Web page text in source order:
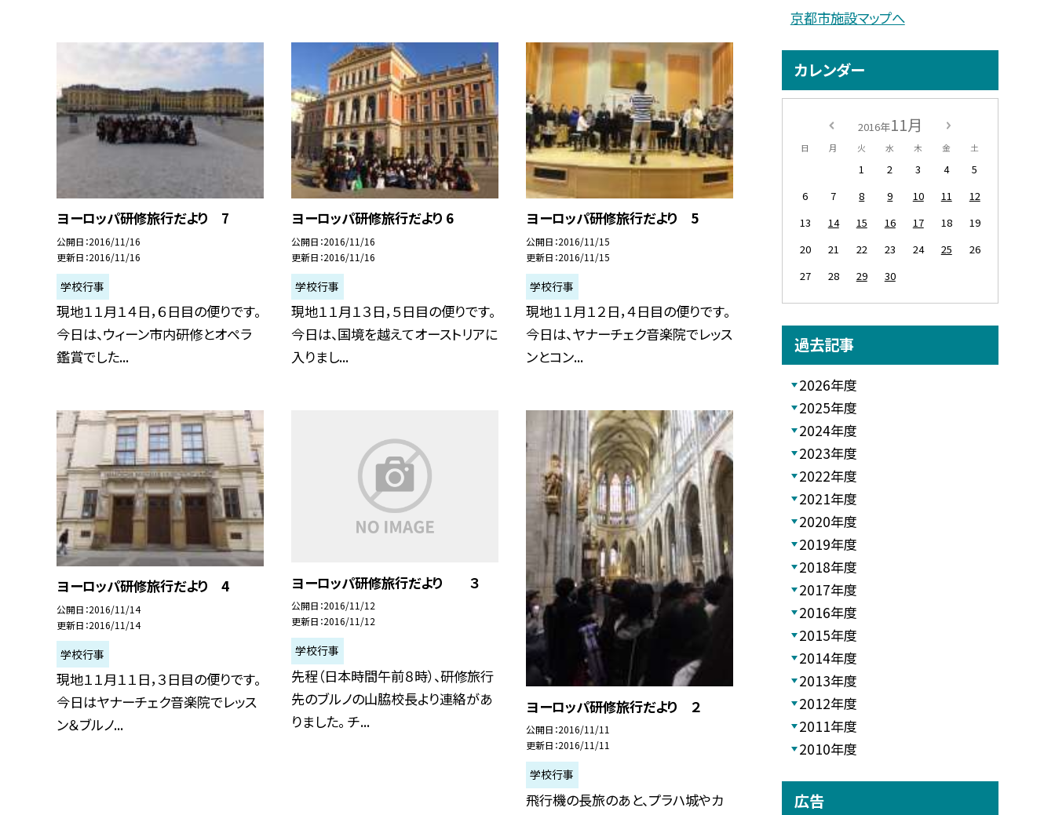
ヨーロッパ研修旅行だより 7
公開日 2016/11/16
更新日 2016/11/16
学校行事
現地１１月１４日，６日目の便りです。
今日は、ウィーン市内研修とオペラ
鑑賞でした...
ヨーロッパ研修旅行だより 6
公開日 2016/11/16
更新日 2016/11/16
学校行事
現地１１月１３日，５日目の便りです。
今日は、国境を越えてオーストリアに
入りまし...
ヨーロッパ研修旅行だより 5
公開日 2016/11/15
更新日 2016/11/15
学校行事
現地１１月１２日，４日目の便りです。
今日は、ヤナーチェク音楽院でレッス
ンとコン...
ヨーロッパ研修旅行だより 4
公開日 2016/11/14
更新日 2016/11/14
学校行事
現地１１月１１日，３日目の便りです。
今日はヤナーチェク音楽院でレッス
ン＆ブルノ...
ヨーロッパ研修旅行だより ３
公開日 2016/11/12
更新日 2016/11/12
学校行事
先程（日本時間午前８時）、研修旅行
先のブルノの山脇校長より連絡があ
りました。 チ...
ヨーロッパ研修旅行だより ２
公開日 2016/11/11
更新日 2016/11/11
学校行事
飛行機の長旅のあと、プラハ城やカ
京都市施設マップへ
カレンダー
2016年11月
日 月 火 水 木 金 土
1 2 3 4
5
6
7 8 9 10 11
12
13
14 15 16 17 18
19
20
21 22 23 24 25
26
27
28 29 30
過去記事
2026年度
2025年度
2024年度
2023年度
2022年度
2021年度
2020年度
2019年度
2018年度
2017年度
2016年度
2015年度
2014年度
2013年度
2012年度
2011年度
2010年度
広告